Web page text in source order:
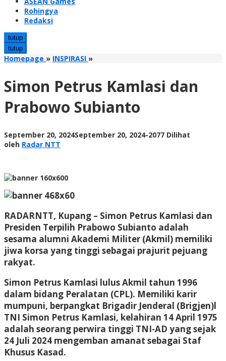
Rohingya
Redaksi
tutup
tutup
Homepage » INSPIRASI »Simon
dan
Subianto
Simon Petrus Kamlasi dan
Prabowo Subianto
September 20, 2024September 20, 2024oleh
-2077 Dilihat
oleh Radar NTT
RADARNTT, Kupang – Simon Petrus Kamlasi dan
Presiden Terpilih Prabowo Subianto adalah
sesama alumni Akademi Militer (Akmil) memiliki
jiwa korsa yang tinggi sebagai prajurit pejuang
rakyat.
Simon Petrus Kamlasi lulus Akmil tahun 1996
dalam bidang Peralatan (CPL). Memiliki karir
mumpuni, berpangkat Brigadir Jenderal (Brigjen)l
TNI Simon Petrus Kamlasi, kelahiran 14 April 1975
adalah seorang perwira tinggi TNI-AD yang sejak
24 Juli 2024 mengemban amanat sebagai Staf
Khusus Kasad.